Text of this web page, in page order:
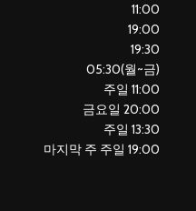
11:00
19:00
19:30
05:30(월~금)
주일 11:00
금요일 20:00
주일 13:30
마지막 주 주일 19:00